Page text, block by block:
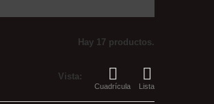
Hay 17 productos.
Vista:
Cuadrícula Lista